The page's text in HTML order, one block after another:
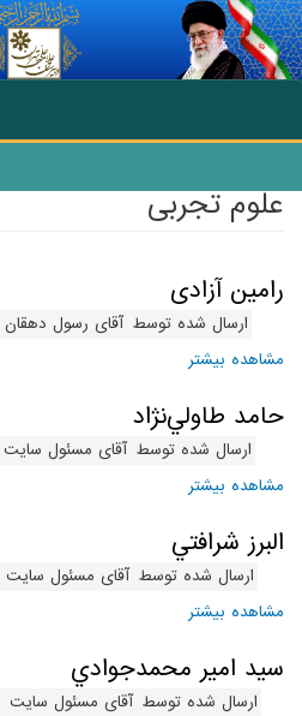
انتقال به محتوای اصلی
علوم تجربی
رامین آزادی
ارسال شده توسط آقای رسول دهقان
مشاهده بیشتر
حامد طاولي‌نژاد
ارسال شده توسط آقای مسئول سایت
مشاهده بیشتر
البرز شرافتي
ارسال شده توسط آقای مسئول سایت
مشاهده بیشتر
سيد امير محمدجوادي
ارسال شده توسط آقای مسئول سایت